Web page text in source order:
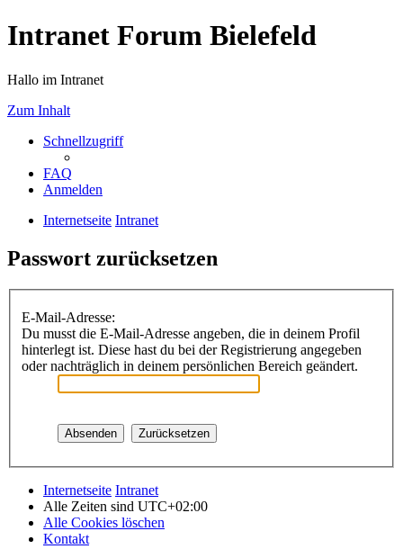
Intranet Forum Bielefeld
Hallo im Intranet
Zum Inhalt
Schnellzugriff
FAQ
Anmelden
Internetseite Intranet
Passwort zurücksetzen
E-Mail-Adresse:
Du musst die E-Mail-Adresse angeben, die in deinem Profil
hinterlegt ist. Diese hast du bei der Registrierung angegeben
oder nachträglich in deinem persönlichen Bereich geändert.
Internetseite Intranet
Alle Zeiten sind UTC+02:00
Alle Cookies löschen
Kontakt